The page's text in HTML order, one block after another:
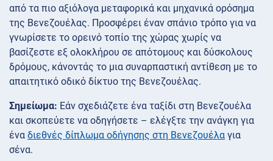
από τα πιο αξιόλογα μεταφορικά και μηχανικά ορόσημα
της Βενεζουέλας. Προσφέρει έναν σπάνιο τρόπο για να
γνωρίσετε το ορεινό τοπίο της χώρας χωρίς να
βασίζεστε εξ ολοκλήρου σε απότομους και δύσκολους
δρόμους, κάνοντάς το μια συναρπαστική αντίθεση με το
απαιτητικό οδικό δίκτυο της Βενεζουέλας.
Σημείωμα: Εάν σχεδιάζετε ένα ταξίδι στη Βενεζουέλα
και σκοπεύετε να οδηγήσετε – ελέγξτε την ανάγκη για
ένα διεθνές δίπλωμα οδήγησης στη Βενεζουέλα για
σένα.